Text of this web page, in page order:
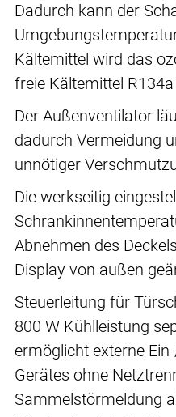
Dadurch kann der
Kältemittel wird das
freie Kältemittel
Der Außenventilator
dadurch Vermeidung
unnötiger
Die werkseitig
Abnehmen des
Display von außen
Steuerleitung für
800 W Kühlleistung
ermöglicht externe
Gerätes ohne
Sammelstörmeldung